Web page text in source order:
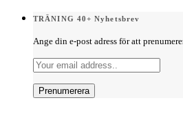
TRÄNING 40+ Nyhetsbrev
Ange din e-post adress för att